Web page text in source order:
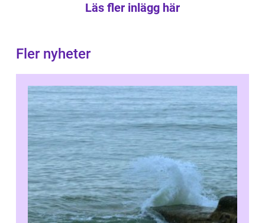
Läs fler inlägg här
Fler nyheter